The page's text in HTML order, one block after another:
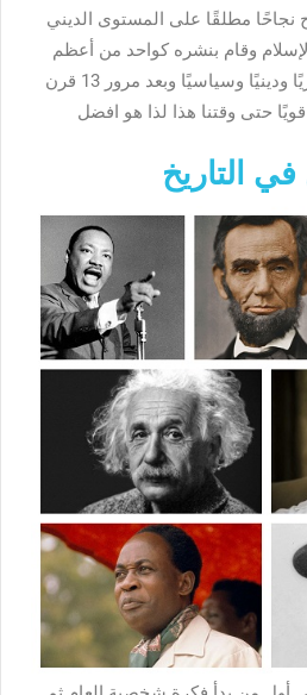
نجاحًا مطلقًا على المستوى الديني
وقام بنشره كواحد من أعظم
الديانات فأصبح قائدًا عسكريًا ودينيًا وسياسيًا وبعد مرور 13 قرن
حتى وقتنا هذا لذا هو افضل